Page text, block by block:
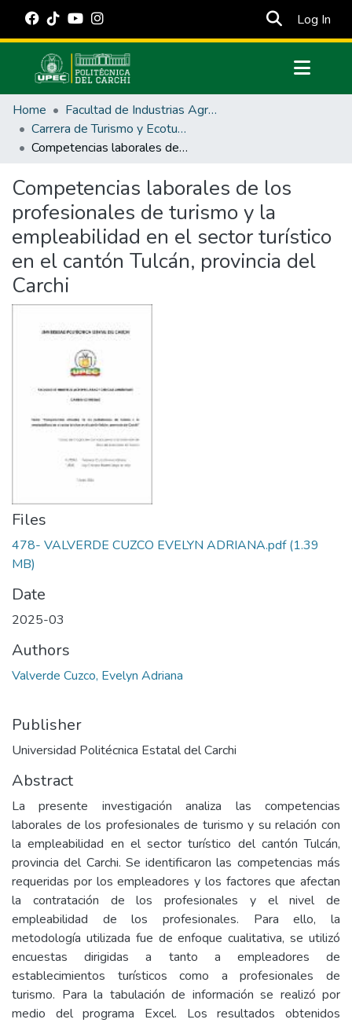
Log In
Communities & Collections
All of DSpace
Statistics
Estadísticas Externas
Manuales
Home
Facultad de Industrias Agropecuarias y Ciencias Ambientales
Carrera de Turismo y Ecoturimo
Competencias laborales de los profesionales de turismo y la empleabilidad en el sector turístico en el cantón Tulcán, provincia del Carchi
Competencias laborales de los
profesionales de turismo y la
empleabilidad en el sector turístico
en el cantón Tulcán, provincia del
Carchi
Files
478- VALVERDE CUZCO EVELYN ADRIANA.pdf(1.39
MB)
Date
2025-03
Authors
Valverde Cuzco, Evelyn Adriana
Publisher
Universidad Politécnica Estatal del Carchi
Abstract
La presente investigación analiza las competencias
laborales de los profesionales de turismo y su relación con
la empleabilidad en el sector turístico del cantón Tulcán,
provincia del Carchi. Se identificaron las competencias más
requeridas por los empleadores y los factores que afectan
la contratación de los profesionales y el nivel de
empleabilidad de los profesionales. Para ello, la
metodología utilizada fue de enfoque cualitativa, se utilizó
encuestas dirigidas a tanto a empleadores de
establecimientos turísticos como a profesionales de
turismo. Para la tabulación de información se realizó por
medio del programa Excel. Los resultados obtenidos